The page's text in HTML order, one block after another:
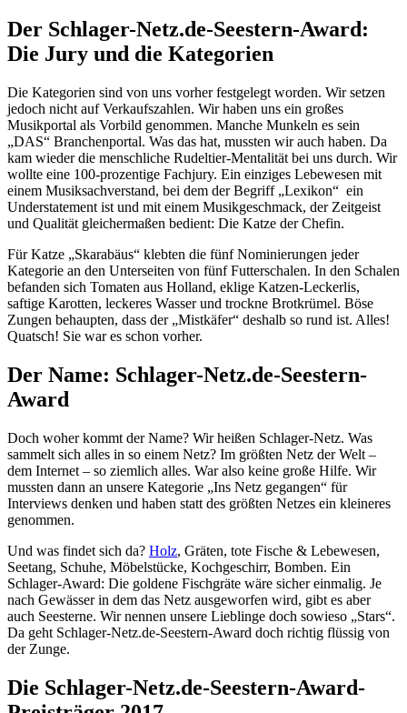
Der Schlager-Netz.de-Seestern-Award:
Die Jury und die Kategorien
Die Kategorien sind von uns vorher festgelegt worden. Wir setzen
jedoch nicht auf Verkaufszahlen. Wir haben uns ein großes
Musikportal als Vorbild genommen. Manche Munkeln es sein
„DAS“ Branchenportal. Was das hat, mussten wir auch haben. Da
kam wieder die menschliche Rudeltier-Mentalität bei uns durch. Wir
wollte eine 100-prozentige Fachjury. Ein einziges Lebewesen mit
einem Musiksachverstand, bei dem der Begriff „Lexikon“ ein
Understatement ist und mit einem Musikgeschmack, der Zeitgeist
und Qualität gleichermaßen bedient: Die Katze der Chefin.
Für Katze „Skarabäus“ klebten die fünf Nominierungen jeder
Kategorie an den Unterseiten von fünf Futterschalen. In den Schalen
befanden sich Tomaten aus Holland, eklige Katzen-Leckerlis,
saftige Karotten, leckeres Wasser und trockne Brotkrümel. Böse
Zungen behaupten, dass der „Mistkäfer“ deshalb so rund ist. Alles!
Quatsch! Sie war es schon vorher.
Der Name: Schlager-Netz.de-Seestern-
Award
Doch woher kommt der Name? Wir heißen Schlager-Netz. Was
sammelt sich alles in so einem Netz? Im größten Netz der Welt –
dem Internet – so ziemlich alles. War also keine große Hilfe. Wir
mussten dann an unsere Kategorie „Ins Netz gegangen“ für
Interviews denken und haben statt des größten Netzes ein kleineres
genommen.
Und was findet sich da? Holz, Gräten, tote Fische & Lebewesen,
Seetang, Schuhe, Möbelstücke, Kochgeschirr, Bomben. Ein
Schlager-Award: Die goldene Fischgräte wäre sicher einmalig. Je
nach Gewässer in dem das Netz ausgeworfen wird, gibt es aber
auch Seesterne. Wir nennen unsere Lieblinge doch sowieso „Stars“.
Da geht Schlager-Netz.de-Seestern-Award doch richtig flüssig von
der Zunge.
Die Schlager-Netz.de-Seestern-Award-